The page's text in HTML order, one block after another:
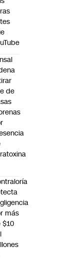
de
más
$10